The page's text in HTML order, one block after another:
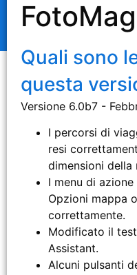
Quali sono
questa
Versione 6.0b7 -
I percorsi di
resi
dimensioni della
I menu di
Opzioni mappa
correttamente.
Modificato il
Assistant.
Alcuni pulsanti